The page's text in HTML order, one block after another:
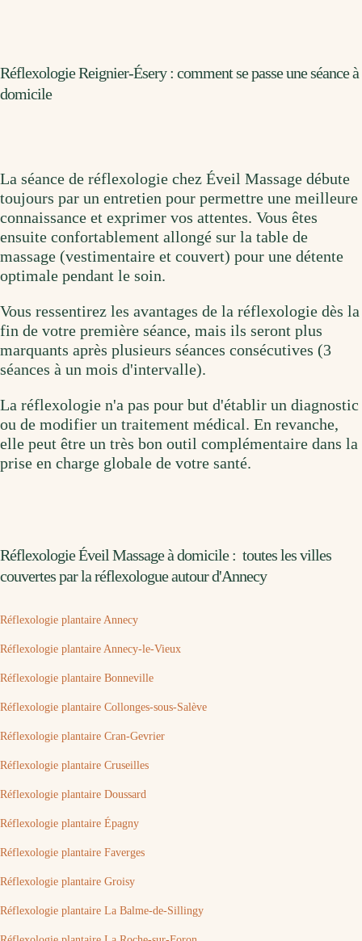
Réflexologie Reignier-Ésery : comment se passe une séance à
domicile
La séance de réflexologie chez Éveil Massage débute
toujours par un entretien pour permettre une meilleure
connaissance et exprimer vos attentes. Vous êtes
ensuite confortablement allongé sur la table de
massage (vestimentaire et couvert) pour une détente
optimale pendant le soin.
Vous ressentirez les avantages de la réflexologie dès la
fin de votre première séance, mais ils seront plus
marquants après plusieurs séances consécutives (3
séances à un mois d'intervalle).
La réflexologie n'a pas pour but d'établir un diagnostic
ou de modifier un traitement médical. En revanche,
elle peut être un très bon outil complémentaire dans la
prise en charge globale de votre santé.
Réflexologie Éveil Massage à domicile : toutes les villes
couvertes par la réflexologue autour d'Annecy
Réflexologie plantaire Annecy
Réflexologie plantaire Annecy-le-Vieux
Réflexologie plantaire Bonneville
Réflexologie plantaire Collonges-sous-Salève
Réflexologie plantaire Cran-Gevrier
Réflexologie plantaire Cruseilles
Réflexologie plantaire Doussard
Réflexologie plantaire Épagny
Réflexologie plantaire Faverges
Réflexologie plantaire Groisy
Réflexologie plantaire La Balme-de-Sillingy